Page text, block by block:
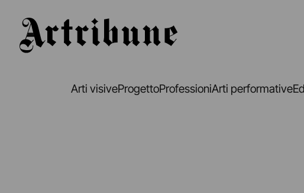
Arti visiveProgettoProfessioniArti performative